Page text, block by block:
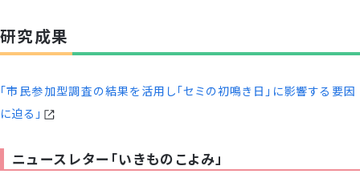
研究成果
「市民参加型調査の結果を活用し「セミの初鳴き日」に影響する要因
に迫る」
ニュースレター「いきものこよみ」